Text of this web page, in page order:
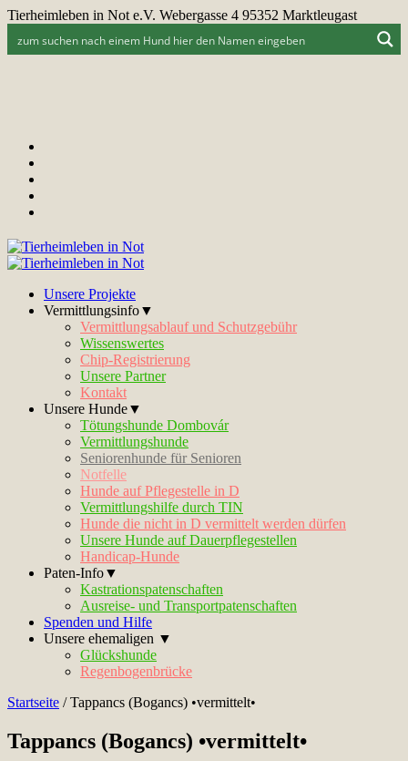
Tierheimleben in Not e.V. Webergasse 4 95352 Marktleugast
Unsere Projekte
Vermittlungsinfo▼
Vermittlungsablauf und Schutzgebühr
Wissenswertes
Chip-Registrierung
Unsere Partner
Kontakt
Unsere Hunde▼
Tötungshunde Dombovár
Vermittlungshunde
Seniorenhunde für Senioren
Notfelle
Hunde auf Pflegestelle in D
Vermittlungshilfe durch TIN
Hunde die nicht in D vermittelt werden dürfen
Unsere Hunde auf Dauerpflegestellen
Handicap-Hunde
Paten-Info▼
Kastrationspatenschaften
Ausreise- und Transportpatenschaften
Spenden und Hilfe
Unsere ehemaligen ▼
Glückshunde
Regenbogenbrücke
Startseite /Tappancs (Bogancs) •vermittelt•
Tappancs (Bogancs) •vermittelt•